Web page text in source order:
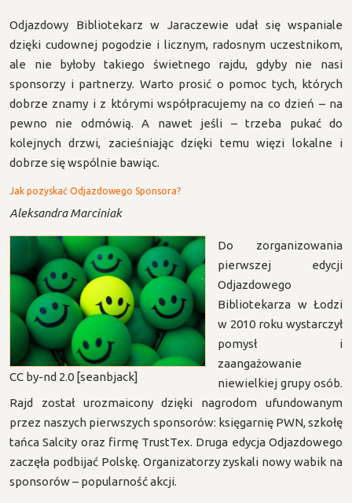
Odjazdowy Bibliotekarz w Jaraczewie udał się wspaniale
dzięki cudownej pogodzie i licznym, radosnym uczestnikom,
ale nie byłoby takiego świetnego rajdu, gdyby nie nasi
sponsorzy i partnerzy. Warto prosić o pomoc tych, których
dobrze znamy i z którymi współpracujemy na co dzień – na
pewno nie odmówią. A nawet jeśli – trzeba pukać do
kolejnych drzwi, zacieśniając dzięki temu więzi lokalne i
dobrze się wspólnie bawiąc.
Jak pozyskać Odjazdowego Sponsora?
Aleksandra Marciniak
CC by-nd 2.0 [seanbjack]
Do zorganizowania
pierwszej edycji
Odjazdowego
Bibliotekarza w Łodzi
w 2010 roku wystarczył
pomysł i
zaangażowanie
niewielkiej grupy osób.
Rajd został urozmaicony dzięki nagrodom ufundowanym
przez naszych pierwszych sponsorów: księgarnię PWN, szkołę
tańca Salcity oraz firmę TrustTex. Druga edycja Odjazdowego
zaczęła podbijać Polskę. Organizatorzy zyskali nowy wabik na
sponsorów – popularność akcji.